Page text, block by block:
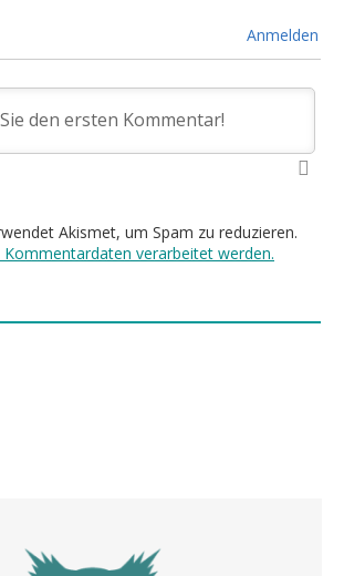
Anmelden
Akismet, um Spam zu reduzieren.
Kommentardaten verarbeitet werden.